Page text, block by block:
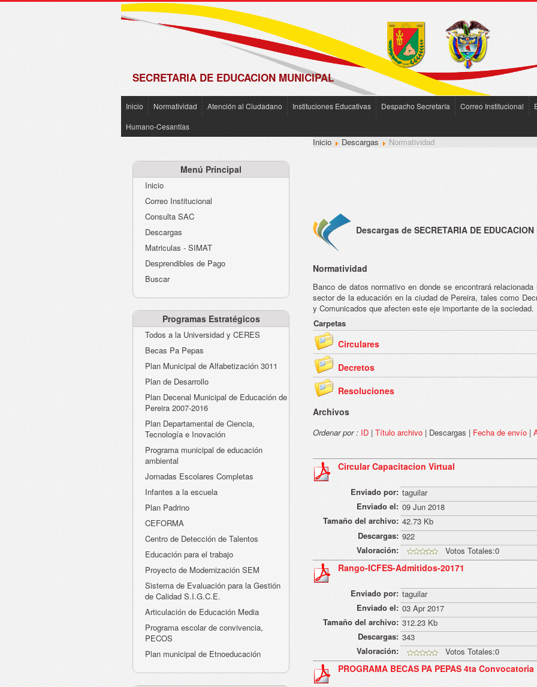
SECRETARIA DE EDUCACION MUNICIPAL
Inicio Normatividad Atención al Ciudadano Instituciones Educativas Despacho Secretaría Correo Institucional
Humano-Cesantías
Menú Principal
Inicio
Correo Institucional
Consulta SAC
Descargas
Matriculas - SIMAT
Desprendibles de Pago
Buscar
Programas Estratégicos
Todos a la Universidad y CERES
Becas Pa Pepas
Plan Municipal de Alfabetización 3011
Plan de Desarrollo
Plan Decenal Municipal de Educación de
Pereira 2007-2016
Plan Departamental de Ciencia,
Tecnología e Inovación
Programa municipal de educación
ambiental
Jornadas Escolares Completas
Infantes a la escuela
Plan Padrino
CEFORMA
Centro de Detección de Talentos
Educación para el trabajo
Proyecto de Modernización SEM
Sistema de Evaluación para la Gestión
de Calidad S.I.G.C.E.
Articulación de Educación Media
Programa escolar de convivencia,
PECOS
Plan municipal de Etnoeducación
de
Inicio Descargas Normatividad
Descargas de SECRETARIA DE EDUCACION
Normatividad
Banco de datos normativo en donde se encontrará
sector de la educación en la ciudad de Pereira, tales como
y Comunicados que afecten este eje importante de la sociedad.
Carpetas
Circulares
Decretos
Resoluciones
Archivos
Ordenar por : ID | Título archivo | Descargas | Fecha de envío |
Circular Capacitacion Virtual
Enviado por: taguilar
Enviado el: 09 Jun 2018
Tamaño del archivo: 42.73 Kb
Descargas: 922
Valoración:
Votos Totales:0
Rango-ICFES-Admitidos-20171
Enviado por: taguilar
Enviado el: 03 Apr 2017
Tamaño del archivo: 312.23 Kb
Descargas: 343
Valoración:
Votos Totales:0
PROGRAMA BECAS PA PEPAS 4ta Convocatoria